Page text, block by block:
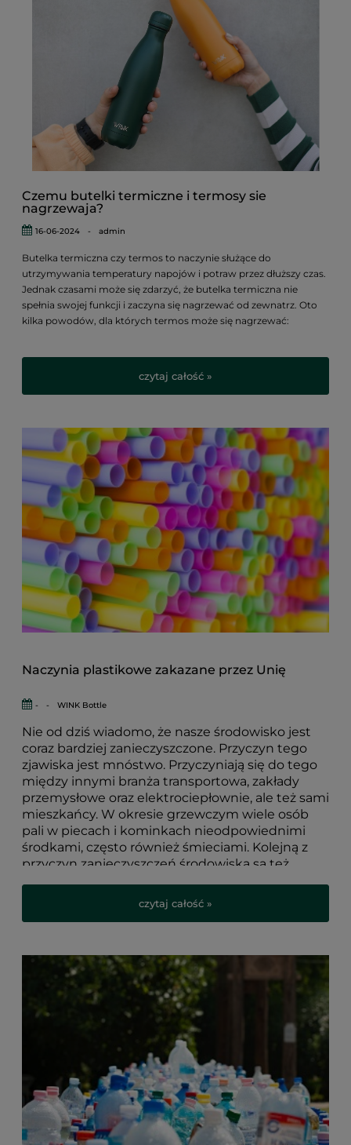
Czemu butelki termiczne i termosy sie
nagrzewaja?
16-06-2024 - admin
Butelka termiczna czy termos to naczynie służące do
utrzymywania temperatury napojów i potraw przez dłuższy czas.
Jednak czasami może się zdarzyć, że butelka termiczna nie
spełnia swojej funkcji i zaczyna się nagrzewać od zewnatrz. Oto
kilka powodów, dla których termos może się nagrzewać:
czytaj całość »
Naczynia plastikowe zakazane przez Unię
- - WINK Bottle
Nie od dziś wiadomo, że nasze środowisko jest
coraz bardziej zanieczyszczone. Przyczyn tego
zjawiska jest mnóstwo. Przyczyniają się do tego
między innymi branża transportowa, zakłady
przemysłowe oraz elektrociepłownie, ale też sami
mieszkańcy. W okresie grzewczym wiele osób
pali w piecach i kominkach nieodpowiednimi
środkami, często również śmieciami. Kolejną z
przyczyn zanieczyszczeń środowiska są też
jest jednym z najgroźniejszych zanieczyszczeń
środowiska naturalnego. Nikogo zatem nie dziwi
czytaj całość »